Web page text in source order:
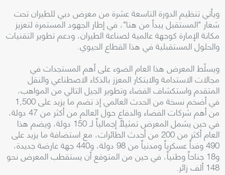
ويأتي تنظيم الدورة التاسعة عشرة من معرض دبي للطيران تحت
شعار "المستقبل يبدأ من هنا"، في إطار الجهود المستمرة لتعزيز
مكانة الإمارة كوجهة عالمية لصناعة الطيران، ودعم تطوير التقنيات
والحلول المستقبلية في هذا القطاع الحيوي.
ويسلّط المعرض هذا العام الضوء على أهم المستجدات في
مجالات الاستدامة والابتكار المعزز بالذكاء الاصطناعي والنقل
المتقدم واستكشاف الفضاء وتطوير الجيل التالي من المواهب،
في أضخم نسخة من الحدث العالمي إذ تضم ما يزيد على 1,500
من أهم شركات الفضاء والدفاع حول العالم من أكثر من 47 دولة،
في حين يشمل المعرض تمثيلاً إجمالياً لـ 150 دولة، ويضم هذا
العام أكثر من 200 من أحدث الطائرات، مع استضافة ما يزيد على
490 وفداً عسكرياً ومدنياً من 98 دولة، و440 جهة عارضة جديدة،
و18 جناحاً وطنياً، في حين من المتوقع أن يستقطب المعرض نحو
148 ألف زائر.